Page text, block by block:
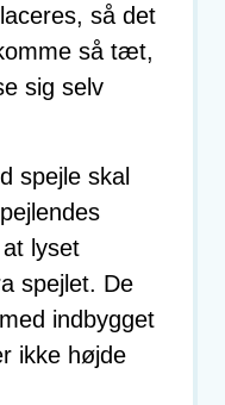
så det
så tæt,
sig selv
spejle skal
lyset
spejlet. De
indbygget
ikke højde